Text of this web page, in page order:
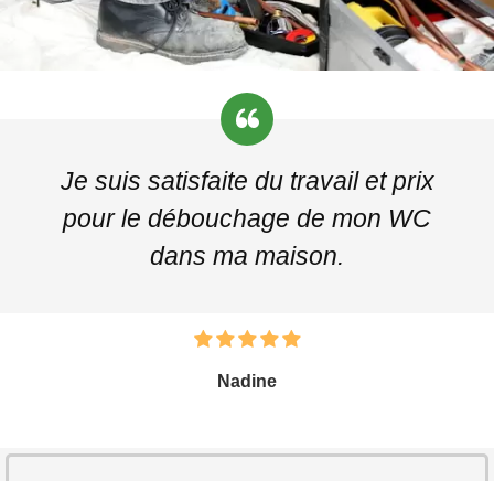
Je suis satisfaite du travail et prix
pour le débouchage de mon WC
dans ma maison.
Nadine